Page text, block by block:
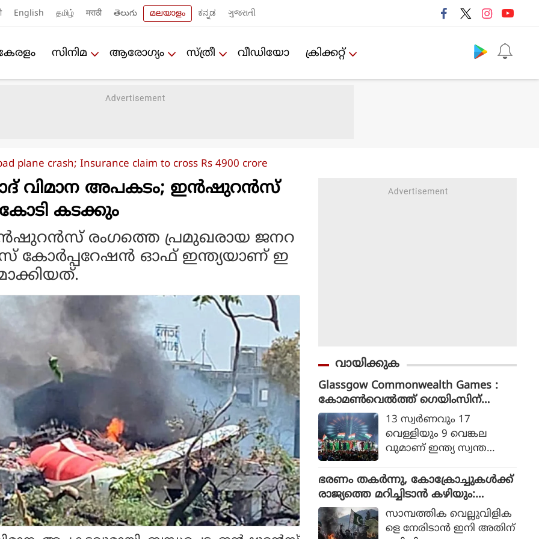
English தமிழ் मराठी తెలుగు മലയാളം ಕನ್ನಡ ગુજરાતી
സിനിമ ആരോഗ്യം സ്ത്രീ വീഡിയോ ക്രിക്കറ്റ്‌
plane crash; Insurance claim to cross Rs 4900 crore
വിമാന അപകടം; ഇന്‍ഷുറന്‍സ്
കോടി കടക്കും
രംഗത്തെ പ്രമുഖരായ ജനറ
ഓഫ് ഇന്ത്യയാണ് ഇ
വായിക്കുക
Glassgow Commonwealth Games :
കോമൺവെൽത്ത് ഗെയിംസിന്
ഗ്ലാസ്ഗോയിൽ കൊടിയിറങ്ങി, മെഡ
ൽ നേട്ടത്തിൽ ഇന്ത്യ നാലാമത്
13 സ്വര്‍ണവും 17
വെള്ളിയും 9 വെങ്കല
വുമാണ് ഇന്ത്യ സ്വന്ത
ഭരണം തകര്‍ന്നു, കോക്രോച്ചുകള്‍ക്ക്
രാജ്യത്തെ മറിച്ചിടാന്‍ കഴിയും:
പാകിസ്ഥാന്‍ ആഭ്യന്തര മന്ത്രി
മൊഹ്സിന്‍ നഖ്വി
സാമ്പത്തിക വെല്ലുവിളിക
ളെ നേരിടാന്‍ ഇനി അതിന്